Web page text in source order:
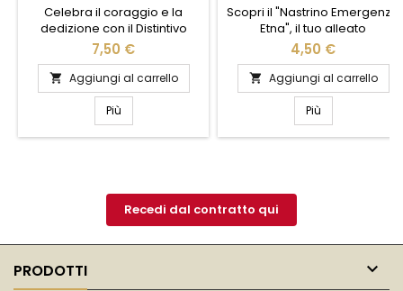
Celebra il coraggio e la
dedizione con il Distintivo
Ricordo Missione Afghanistan
Carabinieri. Questo distintivo
esclusivo è un omaggio ai
valorosi carabinieri che
hanno servito in Afghanistan,
simbolo di onore e sacrificio.
Realizzato con materiali di
l'essenza della missione.
Perfetto per...
7,50 €
 Aggiungi al carrello
Più
Scopri il "Nastrino Emergenza
Etna", il tuo alleato
indispensabile per situazioni
critiche. Progettato per
garantire visibilità e
sicurezza, questo nastrino è
realizzato con materiali
resistenti e riflettenti, perfetti
per segnalare aree di
Facile da usare e trasportare,
è ideale per professionisti e...
4,50 €
 Aggiungi al carrello
Più
Recedi dal contratto qui
PRODOTTI 